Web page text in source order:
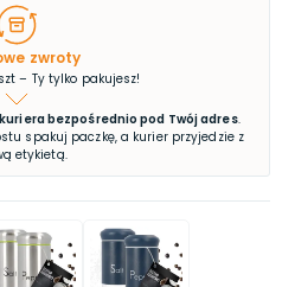
zwroty
– Ty tylko pakujesz!
bezpośrednio pod Twój adres.
spakuj paczkę, a kurier przyjedzie z
etykietą.